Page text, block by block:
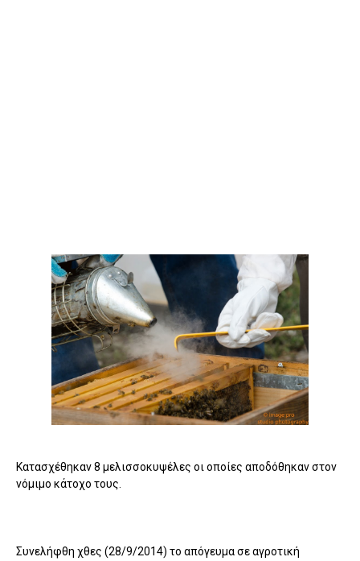
Κατασχέθηκαν 8 μελισσοκυψέλες οι οποίες αποδόθηκαν στον
νόμιμο κάτοχο τους.
Συνελήφθη χθες (28/9/2014) το απόγευμα σε αγροτική